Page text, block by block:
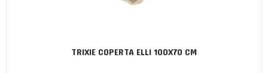
TRIXIE COPERTA ELLI 100X70 CM